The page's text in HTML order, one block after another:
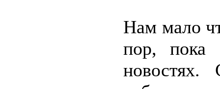
Нам мало
пор, пока